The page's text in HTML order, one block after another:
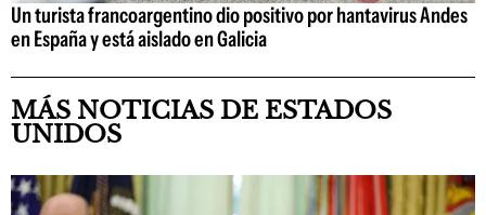
Un turista francoargentino dio positivo por hantavirus Andes
en España y está aislado en Galicia
MÁS NOTICIAS DE ESTADOS
UNIDOS